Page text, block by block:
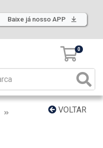
Baixe já nosso APP
0
VOLTAR